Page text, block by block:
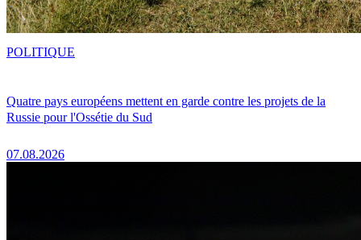
Quatre pays européens mettent en garde contre les projets de la
Russie pour l'Ossétie du Sud
07.08.2026
POLITIQUE